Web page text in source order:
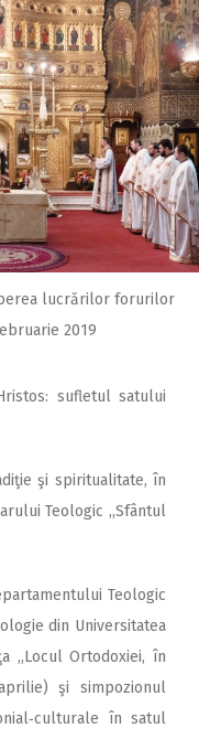
lucrărilor forurilor
2019
sufletul satului
şi spiritualitate, în
Teologic ,,Sfântul
Teologic
din Universitatea
,,Locul Ortodoxiei, în
şi simpozionul
în satul